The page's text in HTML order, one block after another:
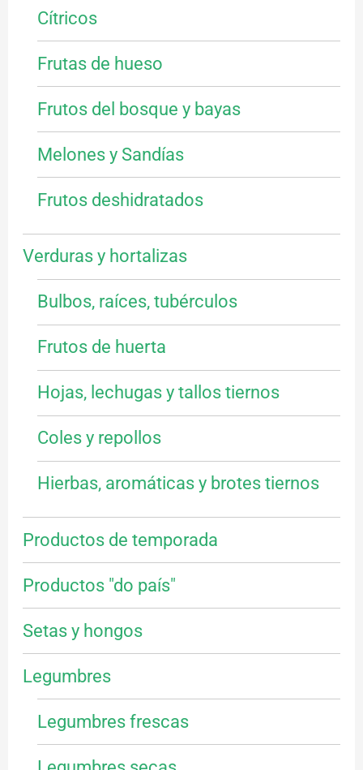
Cítricos
Frutas de hueso
Frutos del bosque y bayas
Melones y Sandías
Frutos deshidratados
Verduras y hortalizas
Bulbos, raíces, tubérculos
Frutos de huerta
Hojas, lechugas y tallos tiernos
Coles y repollos
Hierbas, aromáticas y brotes tiernos
Productos de temporada
Productos "do país"
Setas y hongos
Legumbres
Legumbres frescas